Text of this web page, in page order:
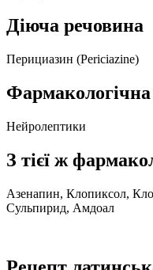
Діюча речовина
Перициазин (Periciazine)
Фармакологічна
Нейролептики
З тієї ж
Азенапин, Клопиксол,
Сульпирид, Амдоал